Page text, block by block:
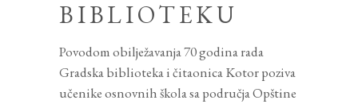
BIBLIOTEKU
Povodom obilježavanja 70 godina rada
Gradska biblioteka i čitaonica Kotor poziva
učenike osnovnih škola sa područja Opštine